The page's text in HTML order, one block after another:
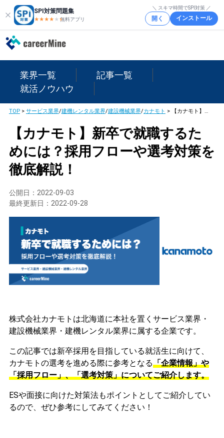
SPI対策問題集
★★★★ ★★
無料アプリ
＼ スキマ時間でSPI対策 ／
開く インストール
業界一覧
記事一覧
就活ノウハウ
TOP> サービス業界/建機レンタル業界/建設機械業界/カナモト > 【カナモト】新卒で就職するためには？採用フローや選考対策を徹底解説！
【カナモト】新卒で就職するた
めには？採用フローや選考対策を
徹底解説！
公開日： 2022-09-03
最終更新日： 2022-09-28
株式会社カナモトは北海道に本社を置くサービス業界・
建設機械業界・建機レンタル業界に属する企業です。
この記事では新卒採用を目指している就活生に向けて、
カナモトの選考を進める際に参考となる「企業情報」や
「採用フロー」、「選考対策」についてご紹介します。
ESや面接に向けた対策法もポイントとしてご紹介してい
るので、ぜひ参考にしてみてください！